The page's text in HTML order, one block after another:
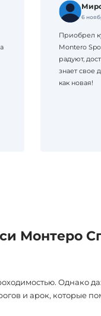
6
Приобрел
Montero
радуют,
знает свое
как новая!
Монтеро
Однако
и арок, которые